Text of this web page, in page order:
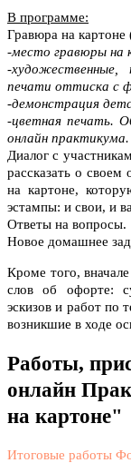
В программе:
Гравюра на картоне
-место гравюры на
-художественные,
печати оттиска с
-демонстрация
-цветная печать.
онлайн практикума.
Диалог с
рассказать о
на картоне,
эстампы: и свои, и
Ответы на вопросы.
Новое домашнее
Кроме того,
слов об офорте:
эскизов и работ по
возникшие в ходе
Работы,
онлайн
на картоне"
Итоговые работы